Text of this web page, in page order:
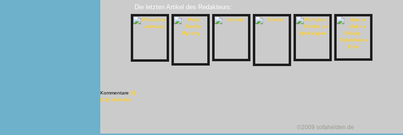
Die letzten Artikel des Redakteurs:
Kommentare[X]
[X] schließen
©2009 sofahelden.de